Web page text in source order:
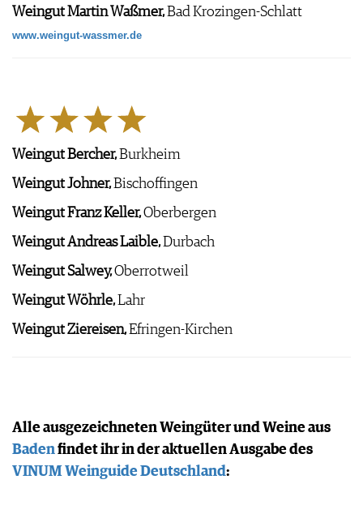
Weingut Martin Waßmer,Bad Krozingen-Schlatt
www.weingut-wassmer.de
Weingut Bercher,Burkheim
Weingut Johner,Bischoffingen
Weingut Franz Keller,Oberbergen
Weingut Andreas Laible,Durbach
Weingut Salwey,Oberrotweil
Weingut Wöhrle,Lahr
Weingut Ziereisen,Efringen-Kirchen
Alle ausgezeichneten Weingüter und Weine aus
Badenfindet ihr in der aktuellen Ausgabe des
VINUM Weinguide Deutschland: